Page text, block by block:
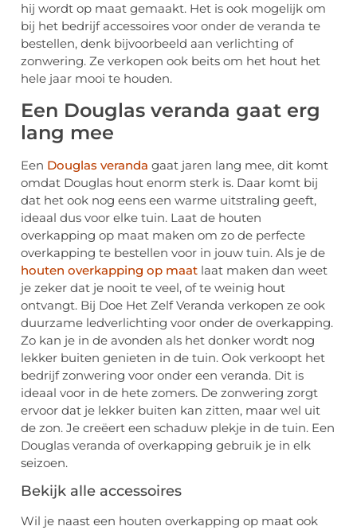
hij wordt op maat gemaakt. Het is ook mogelijk om
bij het bedrijf accessoires voor onder de veranda te
bestellen, denk bijvoorbeeld aan verlichting of
zonwering. Ze verkopen ook beits om het hout het
hele jaar mooi te houden.
Een Douglas veranda gaat erg
lang mee
Een Douglas veranda gaat jaren lang mee, dit komt
omdat Douglas hout enorm sterk is. Daar komt bij
dat het ook nog eens een warme uitstraling geeft,
ideaal dus voor elke tuin. Laat de houten
overkapping op maat maken om zo de perfecte
overkapping te bestellen voor in jouw tuin. Als je de
houten overkapping op maat laat maken dan weet
je zeker dat je nooit te veel, of te weinig hout
ontvangt. Bij Doe Het Zelf Veranda verkopen ze ook
duurzame ledverlichting voor onder de overkapping.
Zo kan je in de avonden als het donker wordt nog
lekker buiten genieten in de tuin. Ook verkoopt het
bedrijf zonwering voor onder een veranda. Dit is
ideaal voor in de hete zomers. De zonwering zorgt
ervoor dat je lekker buiten kan zitten, maar wel uit
de zon. Je creëert een schaduw plekje in de tuin. Een
Douglas veranda of overkapping gebruik je in elk
seizoen.
Bekijk alle accessoires
Wil je naast een houten overkapping op maat ook